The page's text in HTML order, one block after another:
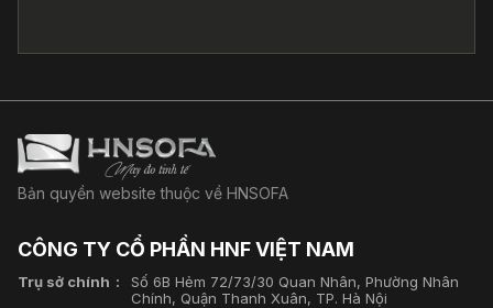
Bản quyền website thuộc về HNSOFA
CÔNG TY CỔ PHẦN HNF VIỆT NAM
Trụ sở chính
Số 6B Hẻm 72/73/30 Quan Nhân, Phường Nhân
Chính, Quận Thanh Xuân, TP. Hà Nội